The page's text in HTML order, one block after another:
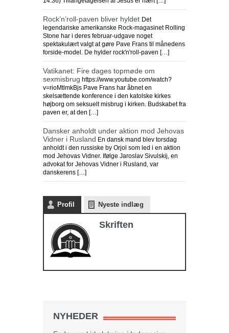
Rock’n’roll-paven bliver hyldet Det
legendariske amerikanske Rock-magasinet Rolling
Stone har i deres februar-udgave noget
spektakulært valgt at gøre Pave Frans til månedens
forside-model. De hylder rock'n'roll-paven […]
Vatikanet: Fire dages topmøde om
sexmisbrug https://www.youtube.com/watch?
v=rioMtlmkBjs Pave Frans har åbnet en
skelsættende konference i den katolske kirkes
højborg om seksuelt misbrug i kirken. Budskabet fra
paven er, at den […]
Dansker anholdt under aktion mod Jehovas
Vidner i Rusland En dansk mand blev torsdag
anholdt i den russiske by Orjol som led i en aktion
mod Jehovas Vidner. Ifølge Jaroslav Sivulskij, en
advokat for Jehovas Vidner i Rusland, var
danskerens […]
Profil Nyeste indlæg
Skriften
NYHEDER
Endnu en kirkelukning i Indonesien
regeringsmyndigheden i
bygning i Cigelam landsby, fordi den
ikke havde en byggetilladelse.